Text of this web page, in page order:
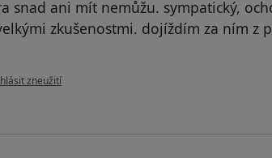
snad ani mít nemůžu. sympatický,
zkušenostmi. dojíždím za ním z
názoru uživatele Pacient
zneužití